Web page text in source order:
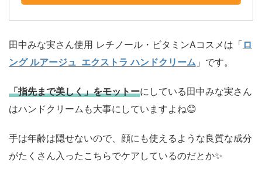
田中みな実さん使用 レチノール・ビタミンAコスメは「 ロ
ング ルアージュ エクストラ ハンドクリーム 」です。
「指先まで美しく」をモットーにしている田中みな実さん
はハンドクリームも大事にしていますよね😊
手は年齢は隠せないので、顔にも使えるような良質な成分
がたくさん入ったこちらでケアしているのだとか✨